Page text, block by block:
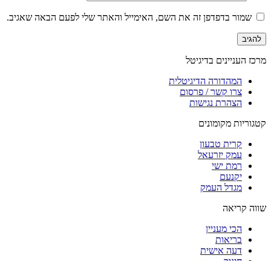
שמור בדפדפן זה את השם, האימייל והאתר שלי לפעם הבאה שאגיב.
מרכז העניינים בדיגיטל
המהדורה הדיגיטלית
צרו קשר / פרסום
הצהרת נגישות
קטגוריות מקומונים
קרית טבעון
עמק יזרעאל
רמת ישי
יקנעם
מגדל העמק
שווה קריאה
הכי מעניין
בריאות
דעה אישית